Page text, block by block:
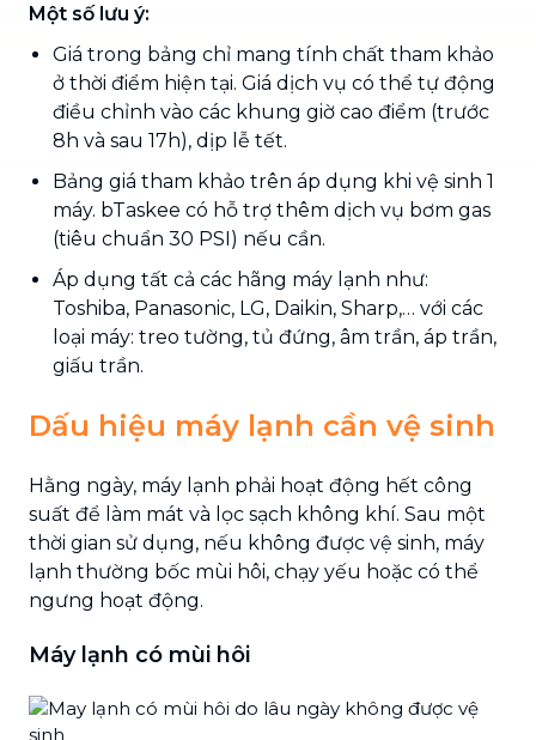
Một số lưu ý:
Giá trong bảng chỉ mang tính chất tham khảo
ở thời điểm hiện tại. Giá dịch vụ có thể tự động
điều chỉnh vào các khung giờ cao điểm (trước
8h và sau 17h), dịp lễ tết.
Bảng giá tham khảo trên áp dụng khi vệ sinh 1
máy. bTaskee có hỗ trợ thêm dịch vụ bơm gas
(tiêu chuẩn 30 PSI) nếu cần.
Áp dụng tất cả các hãng máy lạnh như:
Toshiba, Panasonic, LG, Daikin, Sharp,… với các
loại máy: treo tường, tủ đứng, âm trần, áp trần,
giấu trần.
Dấu hiệu máy lạnh cần vệ sinh
Hằng ngày, máy lạnh phải hoạt động hết công
suất để làm mát và lọc sạch không khí. Sau một
thời gian sử dụng, nếu không được vệ sinh, máy
lạnh thường bốc mùi hôi, chạy yếu hoặc có thể
ngưng hoạt động.
Máy lạnh có mùi hôi